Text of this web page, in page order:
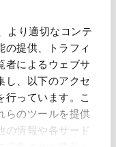
より適切なコンテ
の提供、トラフィ
者によるウェブサ
し、以下のアクセ
行っています。こ
らのツールを提供
の情報や各サード
2027